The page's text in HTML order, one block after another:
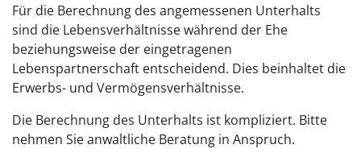
Für die Berechnung des angemessenen Unterhalts
sind die Lebensverhältnisse während der Ehe
beziehungsweise der eingetragenen
Lebenspartnerschaft entscheidend. Dies beinhaltet die
Erwerbs- und Vermögensverhältnisse.
Die Berechnung des Unterhalts ist kompliziert. Bitte
nehmen Sie anwaltliche Beratung in Anspruch.